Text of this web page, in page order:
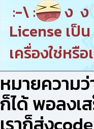
:-\ :
ง ง
License เป็
เครื่องใช่หรื
หมายความว่
ก็ได้ พอลงเ